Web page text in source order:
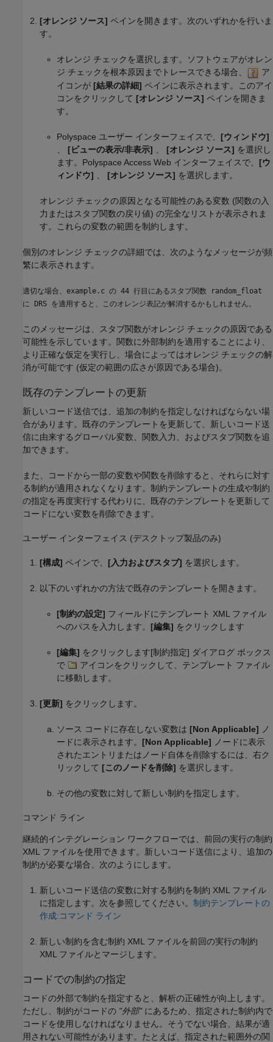
[オレンジ ソース] ペインを開きます。次のいずれかを行いま
す。
オレンジ チェックを選択します。ソフトウェアがオレン
ジ チェックを根本原因までトレースできる場合、
ア
イコンが [結果の詳細] ペインに表示されます。このアイ
コンをクリックして [オレンジ ソース] ペインを開きま
す。
Polyspace ユーザー インターフェイスで、 [ウィンドウ]
[ビューの表示/非表示] [オレンジ ソース] を選択し
ます。Polyspace Access Web インターフェイスで、 [ウ
ィンドウ]
[オレンジ ソース] を選択します。
オレンジ チェックの原因となる可能性のある変数 (関数の入
力またはスタブ関数の戻り値) の完全なリストが表示されま
す。これらの変数の範囲を制約します。
個別のオレンジ チェックの詳細では、次のようなメッセージが頻
繁に表示されます。
適切な場合、example.c の 44 行目にあるスタブ関数 random_float
に DRS を適用すると、このオレンジ表記が解消するかもしれません。
このメッセージは、スタブ関数がオレンジ チェックの原因である
可能性を示しています。関数に外部制約を適用することにより、
より正確な仮定を実行し、場合によってはオレンジ チェックの解
消が可能です (仮定の範囲の広さが原因である場合)。
既存のテンプレートの更新
新しいコード送信では、追加の制約を指定しなければならない場
合があります。既存のテンプレートを更新して、新しいコード送
信に由来するグローバル変数、関数入力、およびスタブ関数を追
加できます。
また、コードから一部の変数や関数を削除すると、それらに対す
る制約が適用されなくなります。制約テンプレートの生成や制約
の指定を再度実行する代わりに、既存のテンプレートを更新して
コードにない変数を削除できます。
ユーザー インターフェイス (デスクトップ製品のみ)
[構成] ペインで、 [入力およびスタブ] を選択します。
以下のいずれかの方法で既存のテンプレートを開きます。
[制約の設定] フィールドにテンプレート XML ファイル
へのパスを入力します。 [編集] をクリックします
[編集] をクリックします[制約指定] ダイアログ ボックス
で
アイコンをクリックして、テンプレート ファイル
に移動します。
[更新] をクリックします。
ソース コードに存在しない変数は [Non Applicable] ノ
ードに表示されます。 [Non Applicable] ノードに表示
されたエントリまたはノード自体を削除するには、右ク
リックして [このノードを削除] を選択します。
その他の変数に対して新しい制約を指定します。
コマンド ライン
継続的インテグレーション ワークフローでは、前回の実行の制約
XML ファイルを使用できます。新しいコード送信により、追加の
制約が必要な場合、次のようにします。
新しいコード送信の変数に対する制約を制約 XML ファイル
に指定します。次を参照してください。 制約テンプレートの
作成:コマンド ライン
新しい制約を含む制約 XML ファイルを前回の実行の制約
XML ファイルとマージします。
コードでの制約の指定
コードの外部で制約を指定すると、解析の正確性が向上します。
ただし、制約がコードの "外部"にあるため、指定された制約内で
コードを使用しなければなりません。そうでない場合、結果が適
用されない可能性があります。たとえば、指定された範囲外の関